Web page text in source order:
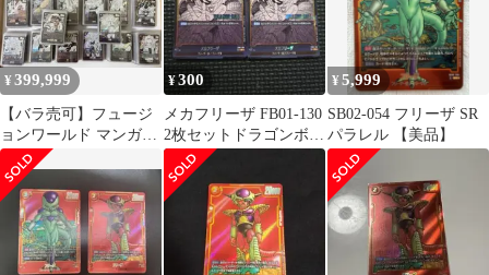
¥399,999
【バラ売可】フュージ
ョンワールド マンガブ
ースターSB01・
SB02SR317枚
¥300
メカフリーザ FB01-130
2枚セットドラゴンボー
ル マンガブースター
¥5,999
SB02-054 フリーザ SR
パラレル 【美品】